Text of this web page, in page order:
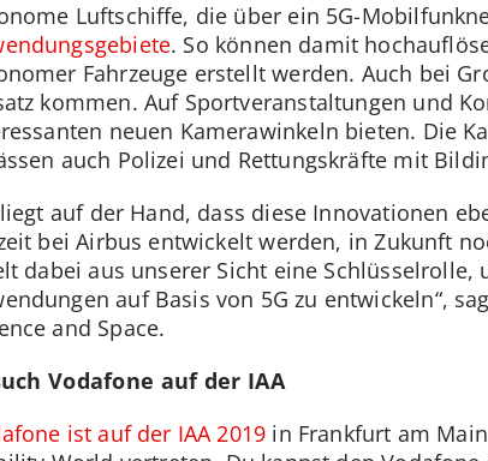
Luftschiffe, die über ein 5G-
. So können damit
Fahrzeuge erstellt werden. Auch bei
kommen. Auf Sportveranstaltungen und
neuen Kamerawinkeln bieten. Die
auch Polizei und Rettungskräfte mit
liegt auf der Hand, dass diese Innovationen
bei Airbus entwickelt werden, in Zukunft
dabei aus unserer Sicht eine
auf Basis von 5G zu entwickeln“,
and Space.
Vodafone auf der IAA
ist auf der IAA 2019 in Frankfurt am